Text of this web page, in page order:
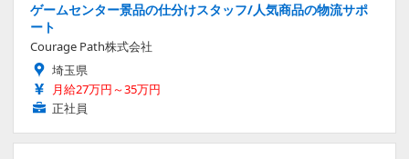
ゲームセンター景品の仕分けスタッフ/人気商品の物流サポ
ート
Courage Path株式会社
埼玉県
月給27万円～35万円
正社員